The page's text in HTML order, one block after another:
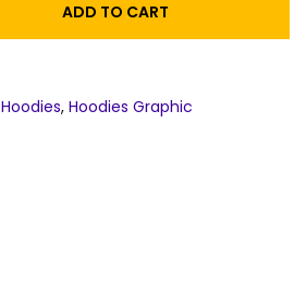
ADD TO CART
Hoodies, Hoodies Graphic